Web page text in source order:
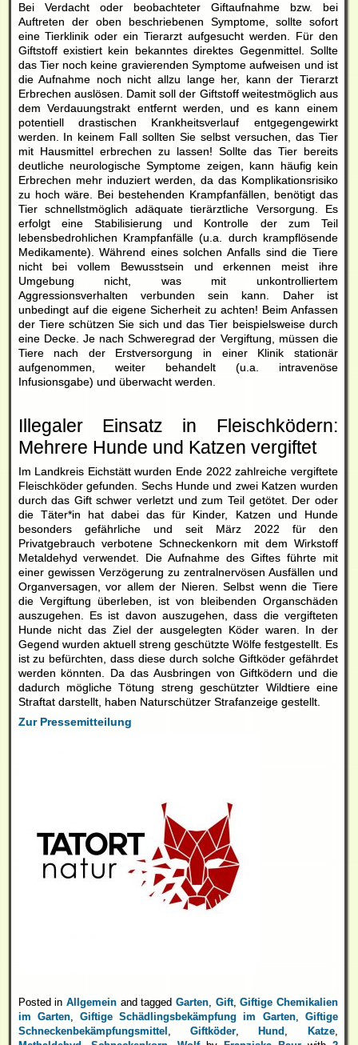
Bei Verdacht oder beobachteter Giftaufnahme bzw. bei
Auftreten der oben beschriebenen Symptome, sollte sofort
eine Tierklinik oder ein Tierarzt aufgesucht werden. Für den
Giftstoff existiert kein bekanntes direktes Gegenmittel. Sollte
das Tier noch keine gravierenden Symptome aufweisen und ist
die Aufnahme noch nicht allzu lange her, kann der Tierarzt
Erbrechen auslösen. Damit soll der Giftstoff weitestmöglich aus
dem Verdauungstrakt entfernt werden, und es kann einem
potentiell drastischen Krankheitsverlauf entgegengewirkt
werden. In keinem Fall sollten Sie selbst versuchen, das Tier
mit Hausmittel erbrechen zu lassen! Sollte das Tier bereits
deutliche neurologische Symptome zeigen, kann häufig kein
Erbrechen mehr induziert werden, da das Komplikationsrisiko
zu hoch wäre. Bei bestehenden Krampfanfällen, benötigt das
Tier schnellstmöglich adäquate tierärztliche Versorgung. Es
erfolgt eine Stabilisierung und Kontrolle der zum Teil
lebensbedrohlichen Krampfanfälle (u.a. durch krampflösende
Medikamente). Während eines solchen Anfalls sind die Tiere
nicht bei vollem Bewusstsein und erkennen meist ihre
Umgebung nicht, was mit unkontrolliertem
Aggressionsverhalten verbunden sein kann. Daher ist
unbedingt auf die eigene Sicherheit zu achten! Beim Anfassen
der Tiere schützen Sie sich und das Tier beispielsweise durch
eine Decke. Je nach Schweregrad der Vergiftung, müssen die
Tiere nach der Erstversorgung in einer Klinik stationär
aufgenommen, weiter behandelt (u.a. intravenöse
Infusionsgabe) und überwacht werden.
Illegaler Einsatz in Fleischködern:
Mehrere Hunde und Katzen vergiftet
Im Landkreis Eichstätt wurden Ende 2022 zahlreiche vergiftete
Fleischköder gefunden. Sechs Hunde und zwei Katzen wurden
durch das Gift schwer verletzt und zum Teil getötet. Der oder
die Täter*in hat dabei das für Kinder, Katzen und Hunde
besonders gefährliche und seit März 2022 für den
Privatgebrauch verbotene Schneckenkorn mit dem Wirkstoff
Metaldehyd verwendet. Die Aufnahme des Giftes führte mit
einer gewissen Verzögerung zu zentralnervösen Ausfällen und
Organversagen, vor allem der Nieren. Selbst wenn die Tiere
die Vergiftung überleben, ist von bleibenden Organschäden
auszugehen. Es ist davon auszugehen, dass die vergifteten
Hunde nicht das Ziel der ausgelegten Köder waren. In der
Gegend wurden aktuell streng geschützte Wölfe festgestellt. Es
ist zu befürchten, dass diese durch solche Giftköder gefährdet
werden könnten. Da das Ausbringen von Giftködern und die
dadurch mögliche Tötung streng geschützter Wildtiere eine
Straftat darstellt, haben Naturschützer Strafanzeige gestellt.
Zur Pressemitteilung
Posted in Allgemeinand tagged Garten, Gift,Giftige Chemikalien
im Garten, Giftige Schädlingsbekämpfung im Garten, Giftige
Schneckenbekämpfungsmittel
Giftköder ,Hund Katze,